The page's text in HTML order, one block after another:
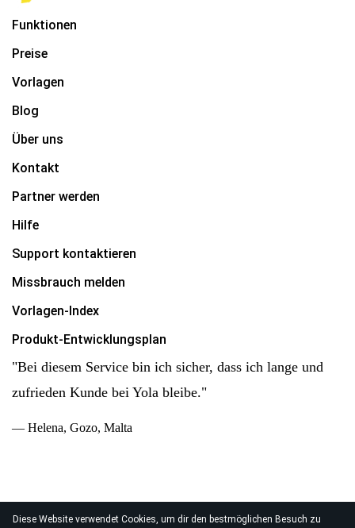
Diese Website verwendet Cookies, um dir den bestmöglichen Besuch zu
Funktionen
Preise
Vorlagen
Blog
Über uns
Kontakt
Partner werden
Hilfe
Support kontaktieren
Missbrauch melden
Vorlagen-Index
Produkt-Entwicklungsplan
"Bei diesem Service bin ich sicher, dass ich lange und
zufrieden Kunde bei Yola bleibe."
— Helena, Gozo, Malta
© 2026